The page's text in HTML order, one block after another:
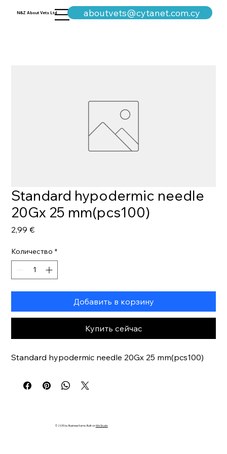
N&Z About Vets Ltd +357-25311960
aboutvets@cytanet.com.cy
Standard hypodermic needle
20Gx 25 mm(pcs100)
2,99 €Цена
Количество *
Добавить в корзину
Купить сейчас
Standard hypodermic needle 20Gx 25 mm(pcs100)
© 2035 by Business Name. Built onWix Studio